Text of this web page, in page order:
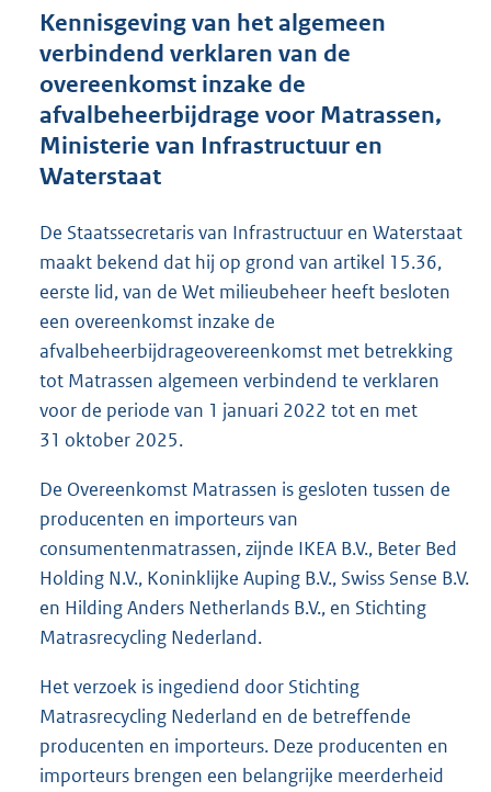
n
d
s
g
o
o
:
1
,
b
Kennisgeving van het algemeen
verbindend verklaren van de
overeenkomst inzake de
afvalbeheerbijdrage voor Matrassen,
Ministerie van Infrastructuur en
Waterstaat
De Staatssecretaris van Infrastructuur en Waterstaat
maakt bekend dat hij op grond van artikel 15.36,
eerste lid, van de Wet milieubeheer heeft besloten
een overeenkomst inzake de
afvalbeheerbijdrageovereenkomst met betrekking
tot Matrassen algemeen verbindend te verklaren
voor de periode van 1 januari 2022 tot en met
31 oktober 2025.
De Overeenkomst Matrassen is gesloten tussen de
producenten en importeurs van
consumentenmatrassen, zijnde IKEA B.V., Beter Bed
Holding N.V., Koninklijke Auping B.V., Swiss Sense B.V.
en Hilding Anders Netherlands B.V., en Stichting
Matrasrecycling Nederland.
Het verzoek is ingediend door Stichting
Matrasrecycling Nederland en de betreffende
producenten en importeurs. Deze producenten en
importeurs brengen een belangrijke meerderheid